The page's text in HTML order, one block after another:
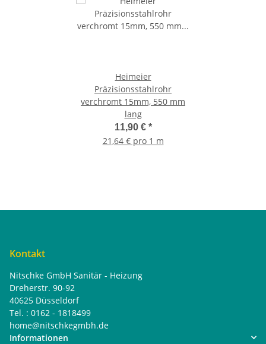
Heimeier
Präzisionsstahlrohr
verchromt 15mm, 550 mm
lang
11,90 € *
21,64 € pro 1 m
Kontakt
Nitschke GmbH Sanitär - Heizung
Dreherstr. 90-92
40625 Düsseldorf
Tel. : 0162 - 1818499
home@nitschkegmbh.de
Informationen